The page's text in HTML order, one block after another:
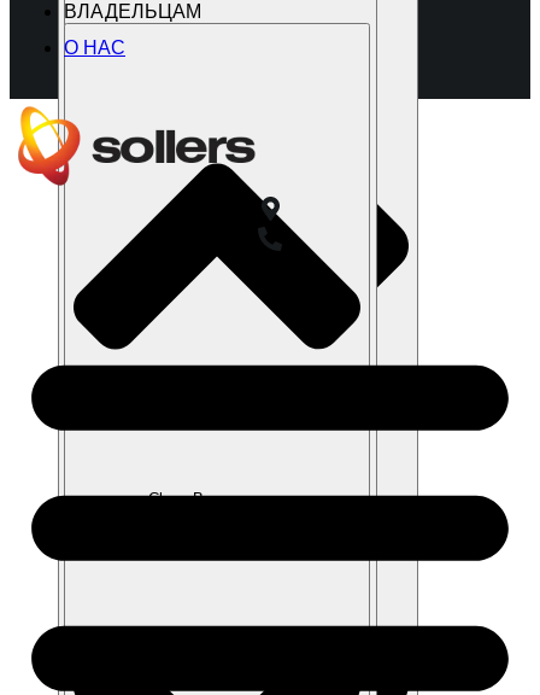
Close г. Котельники
ВЛАДЕЛЬЦАМ
Close Владельцам
О НАС